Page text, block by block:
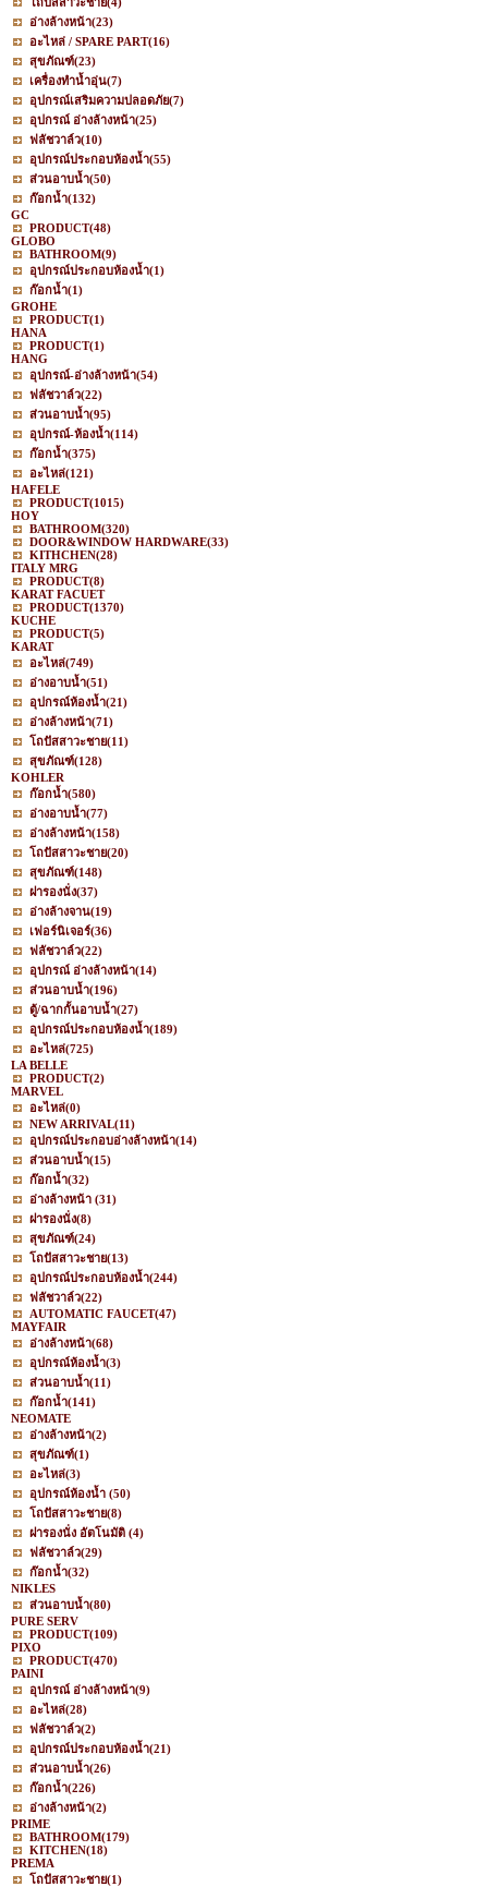
อ่างล้างหน้า(23)
อะไหล่ / SPARE PART(16)
สุขภัณฑ์(23)
เครื่องทำน้ำอุ่น(7)
อุปกรณ์เสริมความปลอดภัย(7)
อุปกรณ์ อ่างล้างหน้า(25)
ฟลัชวาล์ว(10)
อุปกรณ์ประกอบห้องน้ำ(55)
ส่วนอาบน้ำ(50)
ก๊อกน้ำ(132)
GC
PRODUCT(48)
GLOBO
BATHROOM(9)
อุปกรณ์ประกอบห้องน้ำ(1)
ก๊อกน้ำ(1)
GROHE
PRODUCT(1)
HANA
PRODUCT(1)
HANG
อุปกรณ์-อ่างล้างหน้า(54)
ฟลัชวาล์ว(22)
ส่วนอาบน้ำ(95)
อุปกรณ์-ห้องน้ำ(114)
ก๊อกน้ำ(375)
อะไหล่(121)
HAFELE
PRODUCT(1015)
HOY
BATHROOM(320)
DOOR&WINDOW HARDWARE(33)
KITHCHEN(28)
ITALY MRG
PRODUCT(8)
KARAT FACUET
PRODUCT(1370)
KUCHE
PRODUCT(5)
KARAT
อะไหล่(749)
อ่างอาบน้ำ(51)
อุปกรณ์ห้องน้ำ(21)
อ่างล้างหน้า(71)
โถปัสสาวะชาย(11)
สุขภัณฑ์(128)
KOHLER
ก๊อกน้ำ(580)
อ่างอาบน้ำ(77)
อ่างล้างหน้า(158)
โถปัสสาวะชาย(20)
สุขภัณฑ์(148)
ฝารองนั่ง(37)
อ่างล้างจาน(19)
เฟอร์นิเจอร์(36)
ฟลัชวาล์ว(22)
อุปกรณ์ อ่างล้างหน้า(14)
ส่วนอาบน้ำ(196)
ตู้/ฉากกั้นอาบน้ำ(27)
อุปกรณ์ประกอบห้องน้ำ(189)
อะไหล่(725)
LA BELLE
PRODUCT(2)
MARVEL
อะไหล่(0)
NEW ARRIVAL(11)
อุปกรณ์ประกอบอ่างล้างหน้า(14)
ส่วนอาบน้ำ(15)
ก๊อกน้ำ(32)
อ่างล้างหน้า (31)
ฝารองนั่ง(8)
สุขภัณฑ์(24)
โถปัสสาวะชาย(13)
อุปกรณ์ประกอบห้องน้ำ(244)
ฟลัชวาล์ว(22)
AUTOMATIC FAUCET(47)
MAYFAIR
อ่างล้างหน้า(68)
อุปกรณ์ห้องน้ำ(3)
ส่วนอาบน้ำ(11)
ก๊อกน้ำ(141)
NEOMATE
อ่างล้างหน้า(2)
สุขภัณฑ์(1)
อะไหล่(3)
อุปกรณ์ห้องน้ำ (50)
โถปัสสาวะชาย(8)
ฝารองนั่ง อัตโนมัติ (4)
ฟลัชวาล์ว(29)
ก๊อกน้ำ(32)
NIKLES
ส่วนอาบน้ำ(80)
PURE SERV
PRODUCT(109)
PIXO
PRODUCT(470)
PAINI
อุปกรณ์ อ่างล้างหน้า(9)
อะไหล่(28)
ฟลัชวาล์ว(2)
อุปกรณ์ประกอบห้องน้ำ(21)
ส่วนอาบน้ำ(26)
ก๊อกน้ำ(226)
อ่างล้างหน้า(2)
PRIME
BATHROOM(179)
KITCHEN(18)
PREMA
โถปัสสาวะชาย(1)